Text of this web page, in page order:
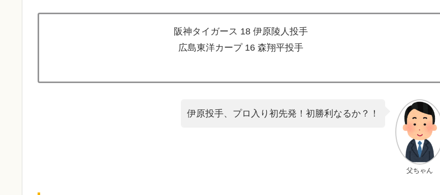
阪神タイガース 18 伊原陵人投手
広島東洋カープ 16 森翔平投手
父ちゃん
伊原投手、プロ入り初先発！初勝利なるか？！